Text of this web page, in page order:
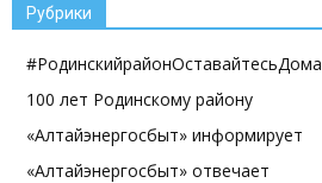
Рубрики
#РодинскийрайонОставайтесьДома
100 лет Родинскому району
«Алтайэнергосбыт» информирует
«Алтайэнергосбыт» отвечает